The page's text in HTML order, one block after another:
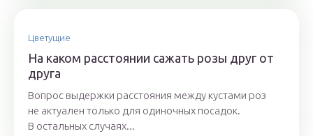
Цветущие
На каком расстоянии сажать розы друг от
друга
Вопрос выдержки расстояния между кустами роз
не актуален только для одиночных посадок.
В остальных случаях...